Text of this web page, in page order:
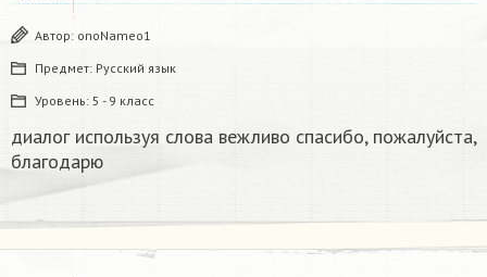
Автор: onoNameo1
Предмет: Русский язык
Уровень: 5 - 9 класс
диалог используя слова вежливо спасибо, пожалуйста,
благодарю